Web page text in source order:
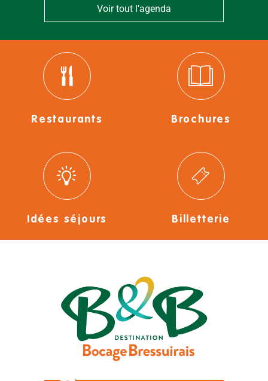
Voir tout l'agenda
Restaurants Brochures
Idées séjours Billetterie